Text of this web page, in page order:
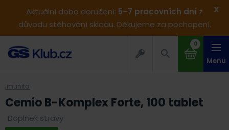
Aktuální doba doručení: 5–7 pracovních dní z
důvodu stěhování skladu. Děkujeme za pochopení.
x
0
Menu
Imunita
Cemio B-Komplex Forte, 100 tablet
Doplněk stravy